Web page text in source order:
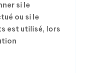
si le
ou si le
est utilisé, lors